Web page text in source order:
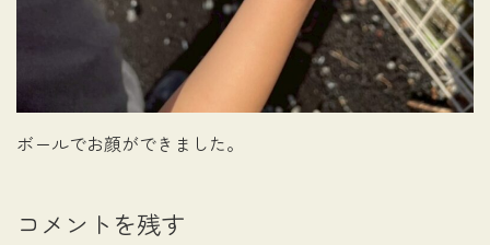
ボールでお顔ができました。
コメントを残す